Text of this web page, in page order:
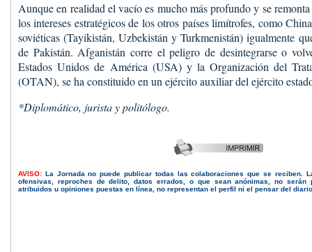
Aunque en realidad el vacío es mucho más profundo y se
los intereses estratégicos de los otros países limítrofes, como
soviéticas (Tayikistán, Uzbekistán y Turkmenistán) igualmente
de Pakistán. Afganistán corre el peligro de desintegrarse o
Estados Unidos de América (USA) y la Organización del
(OTAN), se ha constituido en un ejército auxiliar del ejército
*Diplomático, jurista y politólogo.
AVISO: La Jornada no puede publicar todas las colaboraciones que se reciben.
ofensivas, reproches de delito, datos errados, o que sean anónimas, no serán
atribuidos u opiniones puestas en línea, no representan el perfil ni el pensar del